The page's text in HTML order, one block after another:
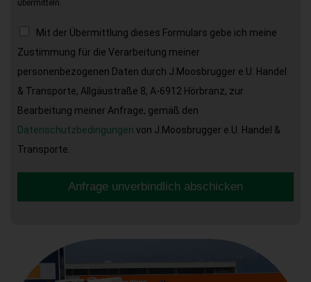
übermitteln.
Mit der Übermittlung dieses Formulars gebe ich meine
Zustimmung für die Verarbeitung meiner
personenbezogenen Daten durch J.Moosbrugger e.U. Handel
& Transporte, Allgäustraße 8, A-6912 Hörbranz, zur
Bearbeitung meiner Anfrage, gemäß den
Datenschutzbedingungen von J.Moosbrugger e.U. Handel &
Transporte.
Anfrage unverbindlich abschicken